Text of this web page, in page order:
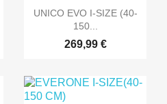
 Vista rápida
UNICO EVO I-SIZE (40-
150...
269,99 €